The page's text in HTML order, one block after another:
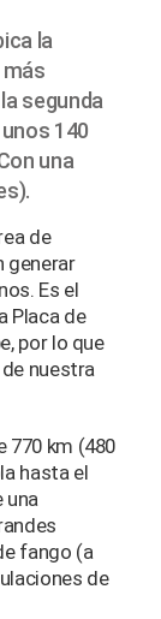
la
más
segunda
140
una
de
generar
Es el
Placa de
por lo que
nuestra
770 km (480
hasta el
una
fango (a
de